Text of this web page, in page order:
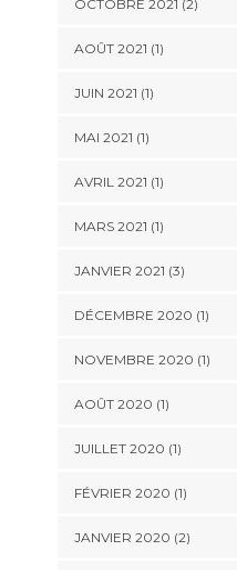
OCTOBRE 2021 (2)
AOÛT 2021 (1)
JUIN 2021 (1)
MAI 2021 (1)
AVRIL 2021 (1)
MARS 2021 (1)
JANVIER 2021 (3)
DÉCEMBRE 2020 (1)
NOVEMBRE 2020 (1)
AOÛT 2020 (1)
JUILLET 2020 (1)
FÉVRIER 2020 (1)
JANVIER 2020 (2)